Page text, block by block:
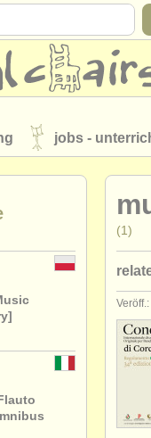
jobs -
musikhochschulen
kontakt
find
(1)
jobs
jobs